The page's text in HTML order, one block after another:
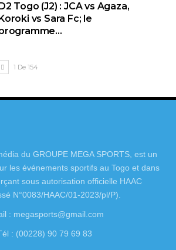
D2 Togo (J2) : JCA vs Agaza,
Koroki vs Sara Fc; le
1 De 154
du GROUPE MEGA SPORTS, est un
les événements sportifs au Togo et dans
sous autorisation officielle HAAC
N°0083/HAAC/01-2023/pl/P).
: megasports@gmail.com
: (00228) 90 79 69 83